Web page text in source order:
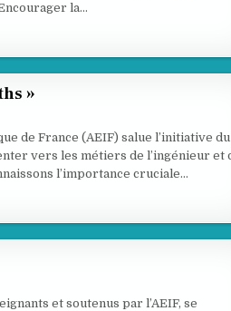
la…
»
de France (AEIF) salue l’initiative du
vers les métiers de l’ingénieur et
l’importance cruciale…
et soutenus par l’AEIF, se